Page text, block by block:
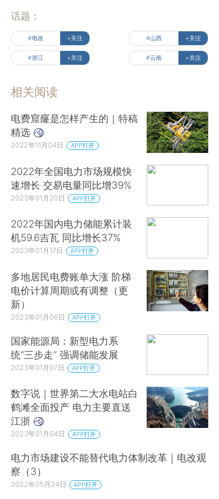
话题：
#电改 +关注 #山西 +关注
#浙江 +关注 #云南 +关注
相关阅读
电费窟窿是怎样产生的｜特稿
精选
2022年11月04日 APP打开
2022年全国电力市场规模快
速增长 交易电量同比增39%
2023年01月20日 APP打开
2022年国内电力储能累计装
机59.6吉瓦 同比增长37%
2023年01月17日 APP打开
多地居民电费账单大涨 阶梯
电价计算周期或有调整（更
新）
2023年01月06日 APP打开
国家能源局：新型电力系
统“三步走” 强调储能发展
2023年01月07日 APP打开
数字说｜世界第二大水电站白
鹤滩全面投产 电力主要直送
江浙
2023年01月04日 APP打开
电力市场建设不能替代电力体制改革｜电改观
察（3）
2022年05月24日 APP打开